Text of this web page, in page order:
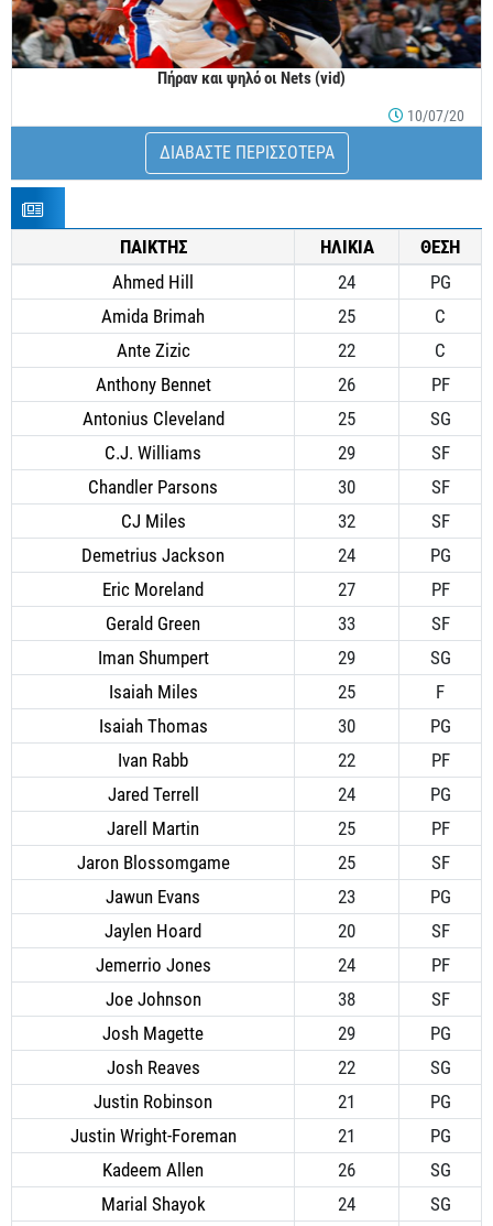
Πήραν και ψηλό οι Nets (vid)
10/07/20
ΔΙΑΒΑΣΤΕ ΠΕΡΙΣΣΟΤΕΡΑ
ΠΑΙΚΤΗΣ ΗΛΙΚΙΑ
ΘΕΣΗ
Ahmed Hill
24
PG
Amida Brimah
25
C
Ante Zizic
22
C
Anthony Bennet
26
PF
Antonius Cleveland
25
SG
C.J. Williams
29
SF
Chandler Parsons
30
SF
CJ Miles
32
SF
Demetrius Jackson
24
PG
Eric Moreland
27
PF
Gerald Green
33
SF
Iman Shumpert
29
SG
Isaiah Miles
25
F
Isaiah Thomas
30
PG
Ivan Rabb
22
PF
Jared Terrell
24
PG
Jarell Martin
25
PF
Jaron Blossomgame
25
SF
Jawun Evans
23
PG
Jaylen Hoard
20
SF
Jemerrio Jones
24
PF
Joe Johnson
38
SF
Josh Magette
29
PG
Josh Reaves
22
SG
Justin Robinson
21
PG
Justin Wright-Foreman
21
PG
Kadeem Allen
26
SG
Marial Shayok
24
SG